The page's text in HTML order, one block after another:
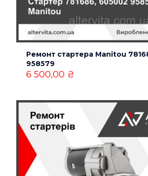
Имя*
Email*
браузере для последующих моих
Ремонт стартера Manitou
958579
6 500,00 ₴